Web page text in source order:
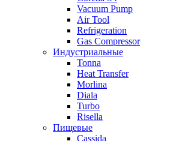
Vacuum Pump
Air Tool
Refrigeration
Gas Compressor
Индустриальные
Tonna
Heat Transfer
Morlina
Diala
Turbo
Risella
Пищевые
Cassida